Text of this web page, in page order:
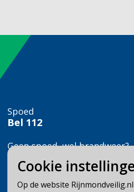
Cookie
Op de website
Spoed
Bel 112
Geen spoed, wel brandweer?
Bel
Veilig Leven?